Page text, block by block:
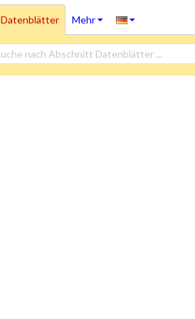
Datenblätter Mehr